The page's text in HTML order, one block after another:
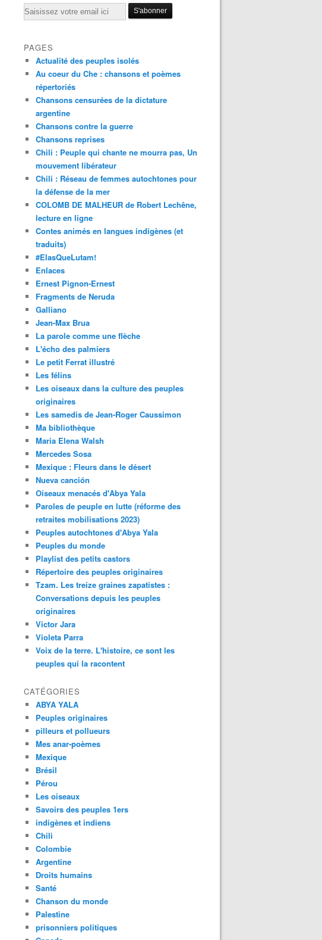
Email
PAGES
Actualité des peuples isolés
Au coeur du Che : chansons et poèmes
répertoriés
Chansons censurées de la dictature
argentine
Chansons contre la guerre
Chansons reprises
Chili : Peuple qui chante ne mourra pas, Un
mouvement libérateur
Chili : Réseau de femmes autochtones pour
la défense de la mer
COLOMB DE MALHEUR de Robert Lechêne,
lecture en ligne
Contes animés en langues indigènes (et
traduits)
#ElasQueLutam!
Enlaces
Ernest Pignon-Ernest
Fragments de Neruda
Galliano
Jean-Max Brua
La parole comme une flèche
L'écho des palmiers
Le petit Ferrat illustré
Les félins
Les oiseaux dans la culture des peuples
originaires
Les samedis de Jean-Roger Caussimon
Ma bibliothèque
Maria Elena Walsh
Mercedes Sosa
Mexique : Fleurs dans le désert
Nueva canción
Oiseaux menacés d'Abya Yala
Paroles de peuple en lutte (réforme des
retraites mobilisations 2023)
Peuples autochtones d'Abya Yala
Peuples du monde
Playlist des petits castors
Répertoire des peuples originaires
Tzam. Les treize graines zapatistes :
Conversations depuis les peuples
originaires
Victor Jara
Violeta Parra
Voix de la terre. L'histoire, ce sont les
peuples qui la racontent
CATÉGORIES
ABYA YALA
Peuples originaires
pilleurs et pollueurs
Mes anar-poèmes
Mexique
Brésil
Pérou
Les oiseaux
Savoirs des peuples 1ers
indigènes et indiens
Chili
Colombie
Argentine
Droits humains
Santé
Chanson du monde
Palestine
prisonniers politiques